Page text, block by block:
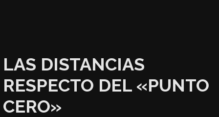
LAS DISTANCIAS
RESPECTO DEL «PUNTO
CERO»